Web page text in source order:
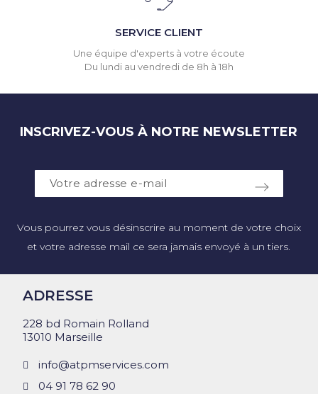
SERVICE CLIENT
Une équipe d'experts à votre écoute
Du lundi au vendredi de 8h à 18h
INSCRIVEZ-VOUS À NOTRE NEWSLETTER
Vous pourrez vous désinscrire au moment de votre choix
et votre adresse mail ce sera jamais envoyé à un tiers.
ADRESSE
228 bd Romain Rolland
13010 Marseille
info@atpmservices.com
04 91 78 62 90